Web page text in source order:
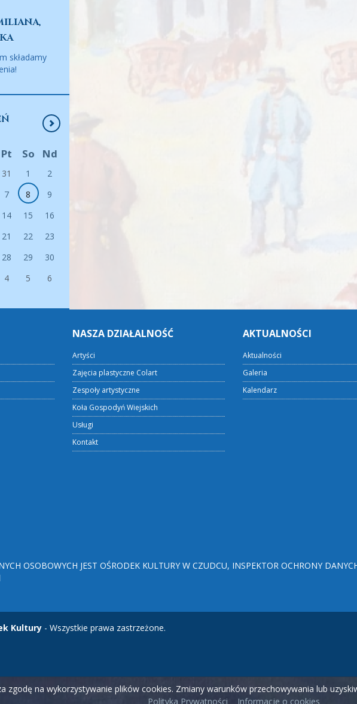
składamy
Pt So Nd
31 1
2
7 8
9
14 15
16
21 22
23
28 29
30
4 5 6
NASZA DZIAŁALNOŚĆ
Artyści
Zajęcia plastyczne Colart
Zespoły artystyczne
Koła Gospodyń Wiejskich
Usługi
Kontakt
AKTUALNOŚCI
Aktualności
Galeria
Kalendarz
OSOBOWYCH JEST OŚRODEK KULTURY W CZUDCU, INSPEKTOR OCHRONY
Kultury - Wszystkie prawa zastrzeżone.
zgodę na wykorzystywanie plików cookies. Zmiany warunków przechowywania lub
Polityka Prywatności
Informacje o cookies